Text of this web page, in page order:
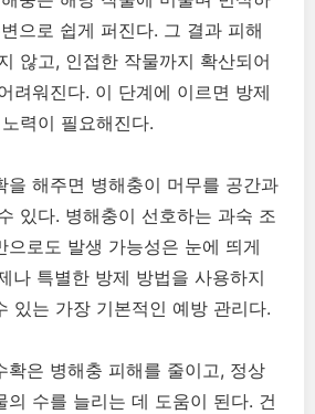
으로 쉽게 퍼진다. 그 결과 피해
않고, 인접한 작물까지 확산되어
려워진다. 이 단계에 이르면 방제
력이 필요해진다.
을 해주면 병해충이 머무를 공간과
있다. 병해충이 선호하는 과숙 조
으로도 발생 가능성은 눈에 띄게
나 특별한 방제 방법을 사용하지
있는 가장 기본적인 예방 관리다.
확은 병해충 피해를 줄이고, 정상
의 수를 늘리는 데 도움이 된다. 건